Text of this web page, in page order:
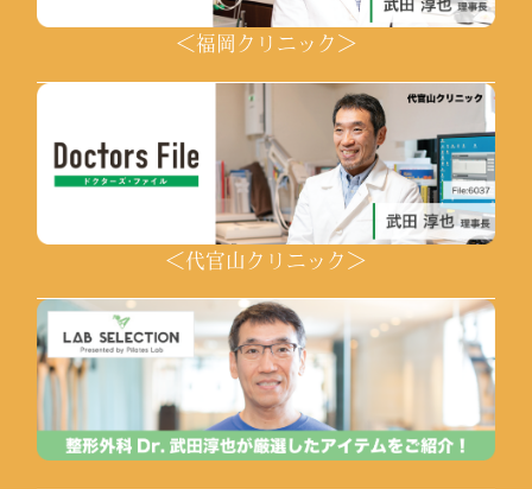
＜福岡クリニック＞
＜代官山クリニック＞